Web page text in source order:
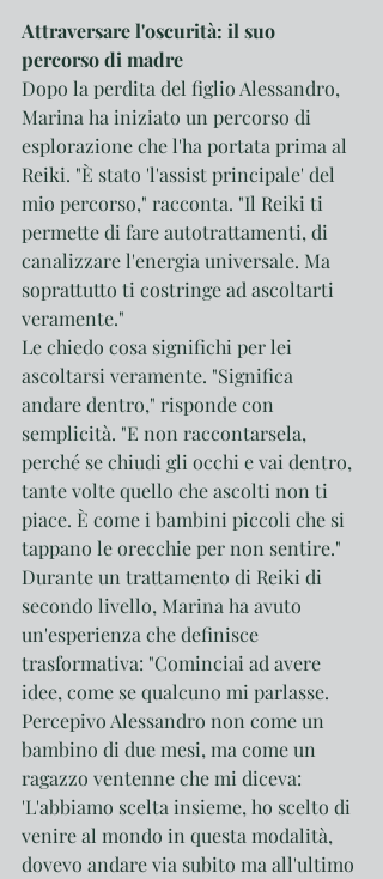
Attraversare l'oscurità: il suo
percorso di madre
Dopo la perdita del figlio Alessandro,
Marina ha iniziato un percorso di
esplorazione che l'ha portata prima al
Reiki. "È stato 'l'assist principale' del
mio percorso," racconta. "Il Reiki ti
permette di fare autotrattamenti, di
canalizzare l'energia universale. Ma
soprattutto ti costringe ad ascoltarti
veramente."
Le chiedo cosa significhi per lei
ascoltarsi veramente. "Significa
andare dentro," risponde con
semplicità. "E non raccontarsela,
perché se chiudi gli occhi e vai dentro,
tante volte quello che ascolti non ti
piace. È come i bambini piccoli che si
tappano le orecchie per non sentire."
Durante un trattamento di Reiki di
secondo livello, Marina ha avuto
un'esperienza che definisce
trasformativa: "Cominciai ad avere
idee, come se qualcuno mi parlasse.
Percepivo Alessandro non come un
bambino di due mesi, ma come un
ragazzo ventenne che mi diceva:
'L'abbiamo scelta insieme, ho scelto di
venire al mondo in questa modalità,
dovevo andare via subito ma all'ultimo